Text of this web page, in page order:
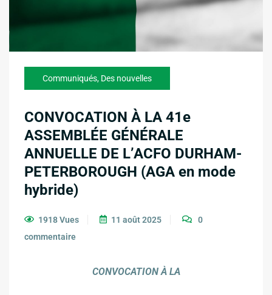
Communiqués, Des nouvelles
CONVOCATION À LA 41e
ASSEMBLÉE GÉNÉRALE
ANNUELLE DE L’ACFO DURHAM-
PETERBOROUGH (AGA en mode
hybride)
1918 Vues 11 août 2025
0
commentaire
CONVOCATION À LA